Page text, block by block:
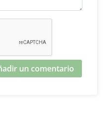
un comentario